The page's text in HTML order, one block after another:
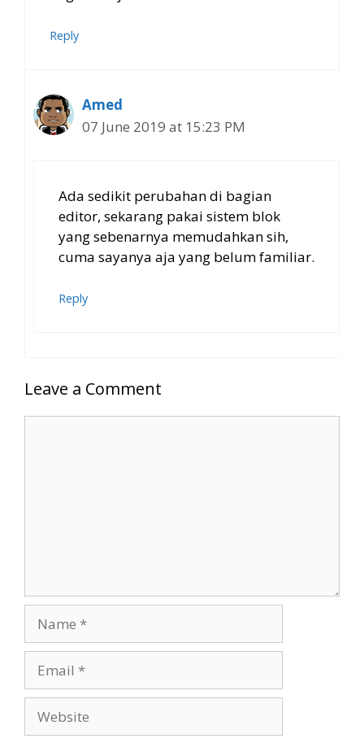
Reply
Amed
07 June 2019 at 15:23 PM
Ada sedikit perubahan di bagian
editor, sekarang pakai sistem blok
yang sebenarnya memudahkan sih,
cuma sayanya aja yang belum familiar.
Reply
Leave a Comment